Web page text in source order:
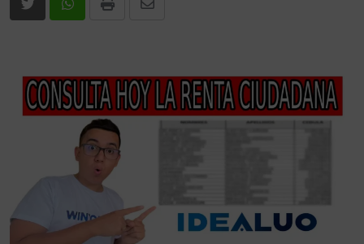
Print
Share